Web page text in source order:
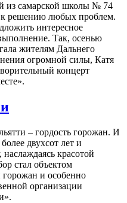
из самарской школы № 74
решению любых проблем.
интересное
Так, осенью
жителям Дальнего
огромной силы, Катя
концерт
– гордость горожан. И
двухсот лет и
красотой
стал объектом
и особенно
организации